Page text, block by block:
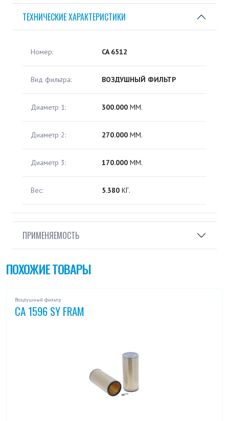
ТЕХНИЧЕСКИЕ ХАРАКТЕРИСТИКИ
Номер: CA 6512
Вид фильтра: ВОЗДУШНЫЙ ФИЛЬТР
Диаметр 1: 300.000 ММ.
Диаметр 2: 270.000 ММ.
Диаметр 3: 170.000 ММ.
Вес: 5.380 КГ.
ПРИМЕНЯЕМОСТЬ
ПОХОЖИЕ ТОВАРЫ
Воздушный фильтр
CA 1596 SY FRAM